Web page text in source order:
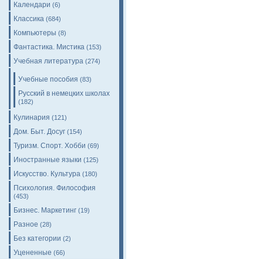
Календари (6)
Классика (684)
Компьютеры (8)
Фантастика. Мистика (153)
Учебная литература (274)
Учебные пособия (83)
Русский в немецких школах
(182)
Кулинария (121)
Дом. Быт. Досуг (154)
Туризм. Спорт. Хобби (69)
Иностранные языки (125)
Искусство. Культура (180)
Психология. Философия
(453)
Бизнес. Маркетинг (19)
Разное (28)
Без категории (2)
Уцененные (66)